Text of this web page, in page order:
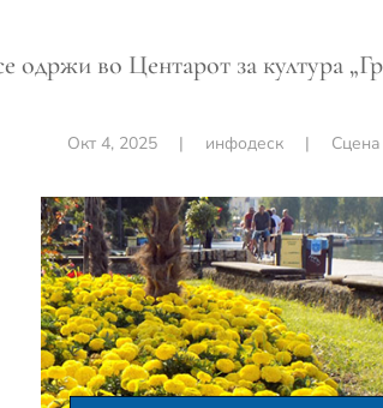
одржи во Центарот за култура
Окт 4, 2025 | инфодеск |